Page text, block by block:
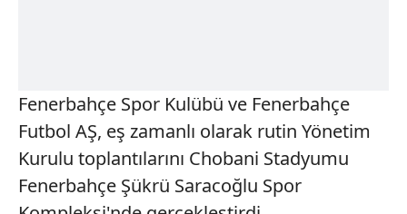
Fenerbahçe Spor Kulübü ve Fenerbahçe
Futbol AŞ, eş zamanlı olarak rutin Yönetim
Kurulu toplantılarını Chobani Stadyumu
Fenerbahçe Şükrü Saracoğlu Spor